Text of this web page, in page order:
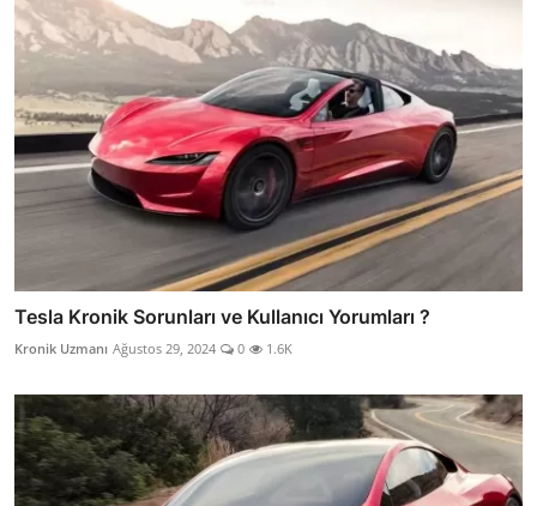
Tesla Kronik Sorunları ve Kullanıcı Yorumları ?
Kronik Uzmanı Ağustos 29, 2024 0 1.6K